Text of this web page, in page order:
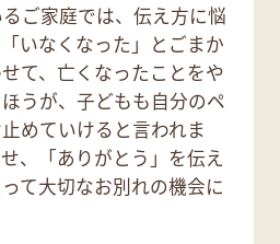
ご家庭では、伝え方に悩
いなくなった」とごまか
て、亡くなったことをや
うが、子どもも自分のペ
めていけると言われま
、「ありがとう」を伝え
て大切なお別れの機会に